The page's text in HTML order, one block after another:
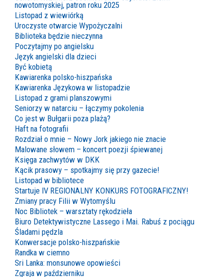
nowotomyskiej, patron roku 2025
Listopad z wiewiórką
Uroczyste otwarcie Wypożyczalni
Biblioteka będzie nieczynna
Poczytajmy po angielsku
Język angielski dla dzieci
Być kobietą
Kawiarenka polsko-hiszpańska
Kawiarenka Językowa w listopadzie
Listopad z grami planszowymi
Seniorzy w natarciu – łączymy pokolenia
Co jest w Bułgarii poza plażą?
Haft na fotografii
Rozdział o mnie – Nowy Jork jakiego nie znacie
Malowane słowem – koncert poezji śpiewanej
Księga zachwytów w DKK
Kącik prasowy – spotkajmy się przy gazecie!
Listopad w bibliotece
Startuje IV REGIONALNY KONKURS FOTOGRAFICZNY!
Zmiany pracy Filii w Wytomyślu
Noc Bibliotek – warsztaty rękodzieła
Biuro Detektywistyczne Lassego i Mai. Rabuś z pociągu
Śladami pędzla
Konwersacje polsko-hiszpańskie
Randka w ciemno
Sri Lanka: monsunowe opowieści
Zgraja w październiku